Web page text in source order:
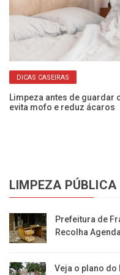
DICAS CASEIRAS
Limpeza antes de
evita mofo e reduz ácaros
LIMPEZA PÚBLICA
Prefeitura de
Recolha
Veja o plano do